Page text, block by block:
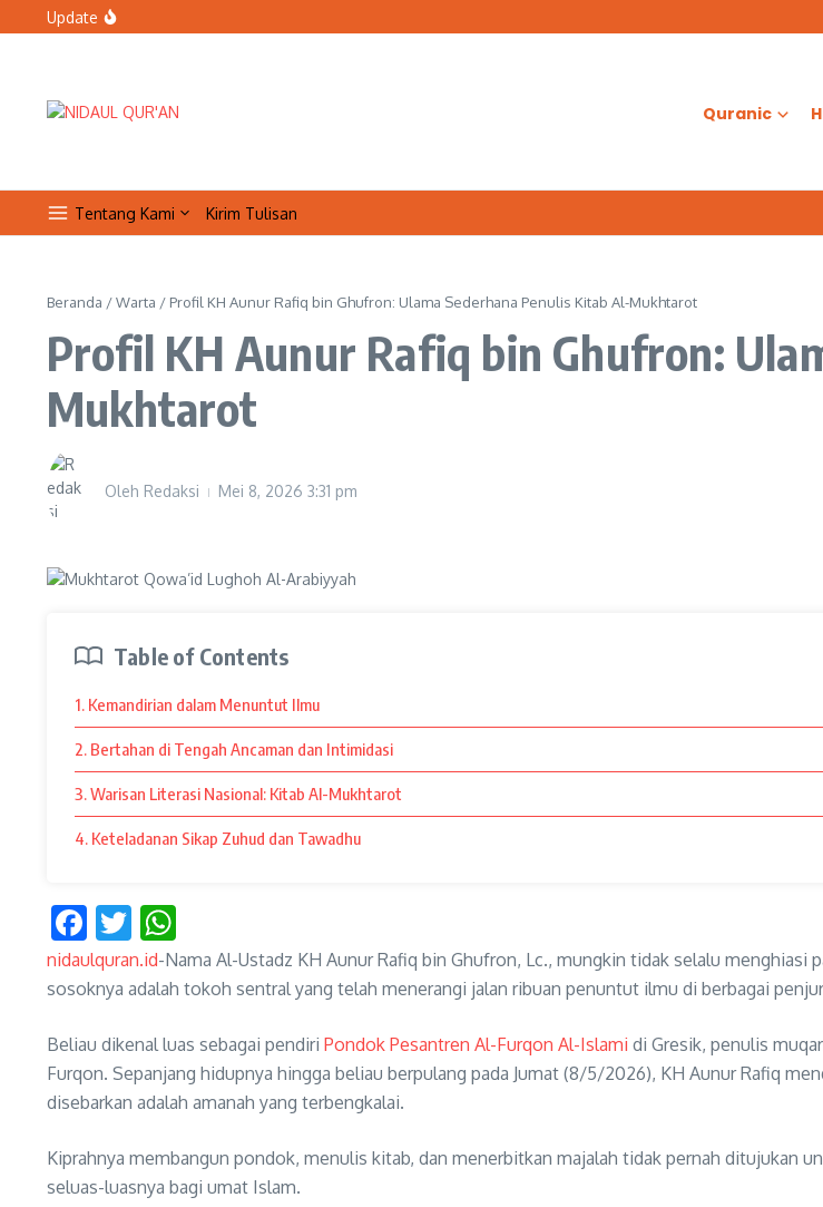
Lewati ke konten
Update
Quranic
Tentang Kami Kirim Tulisan
Beranda /Warta / Profil KH Aunur Rafiq bin Ghufron: Ulama Sederhana Penulis Kitab Al-Mukhtarot
Profil KH Aunur Rafiq bin Ghufron:
Mukhtarot
Oleh Redaksi Mei 8, 2026 3:31 pm
Table of Contents
1. Kemandirian dalam Menuntut Ilmu
2. Bertahan di Tengah Ancaman dan Intimidasi
3. Warisan Literasi Nasional: Kitab Al-Mukhtarot
4. Keteladanan Sikap Zuhud dan Tawadhu
Facebook
Twitter
nidaulquran.id-Nama Al-Ustadz KH Aunur Rafiq bin Ghufron, Lc., mungkin tidak selalu
sosoknya adalah tokoh sentral yang telah menerangi jalan ribuan penuntut ilmu di berbagai
Beliau dikenal luas sebagai pendiri Pondok Pesantren Al-Furqon Al-Islami di Gresik, penulis
Furqon. Sepanjang hidupnya hingga beliau berpulang pada Jumat (8/5/2026), KH Aunur Rafiq
disebarkan adalah amanah yang terbengkalai.
Kiprahnya membangun pondok, menulis kitab, dan menerbitkan majalah tidak pernah ditujukan
seluas-luasnya bagi umat Islam.